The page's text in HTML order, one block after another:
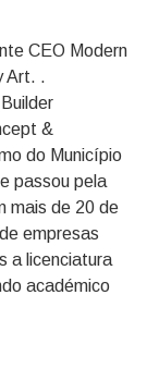
CEO Modern
Art. .
&
do Município
passou pela
mais de 20 de
empresas
a licenciatura
académico